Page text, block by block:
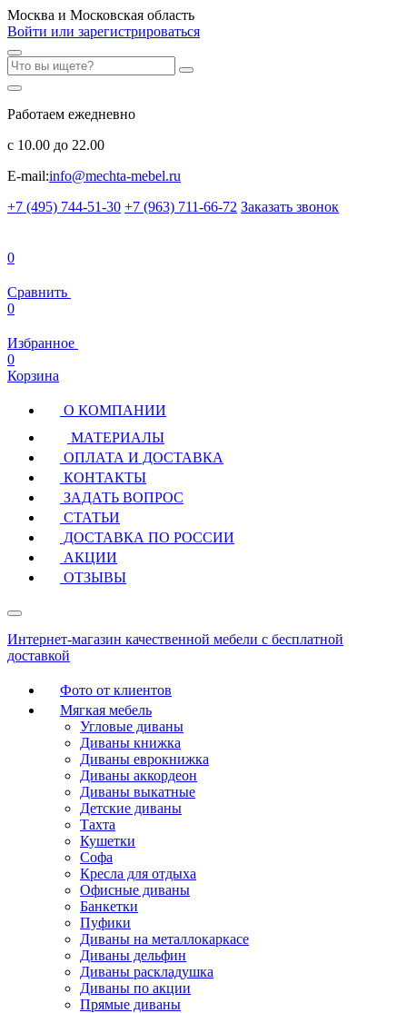
Москва и Московская область
Войти или зарегистрироваться
Работаем ежедневно
с 10.00 до 22.00
E-mail:info@mechta-mebel.ru
+7 (495) 744-51-30 +7 (963) 711-66-72 Заказать звонок
0
Сравнить
0
Избранное
0
Корзина
О КОМПАНИИ
МАТЕРИАЛЫ
ОПЛАТА И ДОСТАВКА
КОНТАКТЫ
ЗАДАТЬ ВОПРОС
СТАТЬИ
ДОСТАВКА ПО РОССИИ
АКЦИИ
ОТЗЫВЫ
Интернет-магазин качественной мебели с бесплатной
доставкой
Фото от клиентов
Мягкая мебель
Угловые диваны
Диваны книжка
Диваны еврокнижка
Диваны аккордеон
Диваны выкатные
Детские диваны
Тахта
Кушетки
Софа
Кресла для отдыха
Офисные диваны
Банкетки
Пуфики
Диваны на металлокаркасе
Диваны дельфин
Диваны раскладушка
Диваны по акции
Прямые диваны